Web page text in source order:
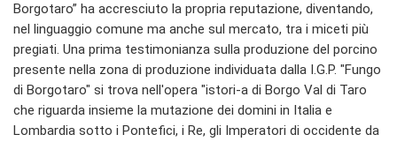
Borgotaro” ha accresciuto la propria reputazione, diventando,
nel linguaggio comune ma anche sul mercato, tra i miceti più
pregiati. Una prima testimonianza sulla produzione del porcino
presente nella zona di produzione individuata dalla I.G.P. "Fungo
di Borgotaro" si trova nell'opera "istori-a di Borgo Val di Taro
che riguarda insieme la mutazione dei domini in Italia e
Lombardia sotto i Pontefici, i Re, gli Imperatori di occidente da